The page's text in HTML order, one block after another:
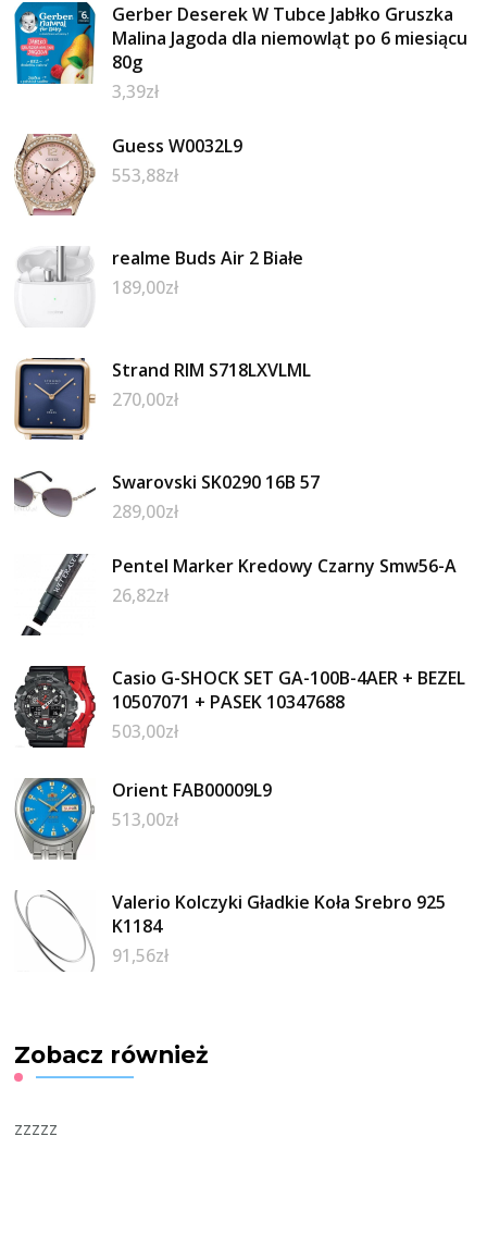
Gerber Deserek W Tubce Jabłko Gruszka
Malina Jagoda dla niemowląt po 6 miesiącu
80g
3,39zł
Guess W0032L9
553,88zł
realme Buds Air 2 Białe
189,00zł
Strand RIM S718LXVLML
270,00zł
Swarovski SK0290 16B 57
289,00zł
Pentel Marker Kredowy Czarny Smw56-A
26,82zł
Casio G-SHOCK SET GA-100B-4AER + BEZEL
10507071 + PASEK 10347688
503,00zł
Orient FAB00009L9
513,00zł
Valerio Kolczyki Gładkie Koła Srebro 925
K1184
91,56zł
Zobacz również
zzzzz